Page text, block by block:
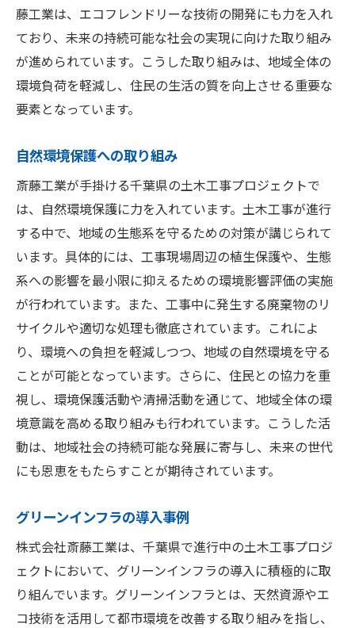
藤工業は、エコフレンドリーな技術の開発にも力を入れ
ており、未来の持続可能な社会の実現に向けた取り組み
が進められています。こうした取り組みは、地域全体の
環境負荷を軽減し、住民の生活の質を向上させる重要な
要素となっています。
自然環境保護への取り組み
斎藤工業が手掛ける千葉県の土木工事プロジェクトで
は、自然環境保護に力を入れています。土木工事が進行
する中で、地域の生態系を守るための対策が講じられて
います。具体的には、工事現場周辺の植生保護や、生態
系への影響を最小限に抑えるための環境影響評価の実施
が行われています。また、工事中に発生する廃棄物のリ
サイクルや適切な処理も徹底されています。これによ
り、環境への負担を軽減しつつ、地域の自然環境を守る
ことが可能となっています。さらに、住民との協力を重
視し、環境保護活動や清掃活動を通じて、地域全体の環
境意識を高める取り組みも行われています。こうした活
動は、地域社会の持続可能な発展に寄与し、未来の世代
にも恩恵をもたらすことが期待されています。
グリーンインフラの導入事例
株式会社斎藤工業は、千葉県で進行中の土木工事プロジ
ェクトにおいて、グリーンインフラの導入に積極的に取
り組んでいます。グリーンインフラとは、天然資源やエ
コ技術を活用して都市環境を改善する取り組みを指し、